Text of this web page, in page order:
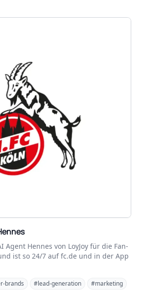
Agent Hennes von LoyJoy für die Fan-
ist so 24/7 auf fc.de und in der App
brands #lead-generation
#marketing